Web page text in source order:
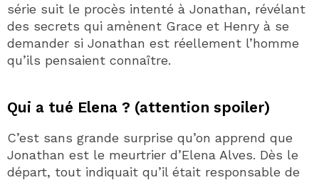
série suit le procès intenté à Jonathan, révélant
des secrets qui amènent Grace et Henry à se
demander si Jonathan est réellement l’homme
qu’ils pensaient connaître.
Qui a tué Elena ? (attention spoiler)
C’est sans grande surprise qu’on apprend que
Jonathan est le meurtrier d’Elena Alves. Dès le
départ, tout indiquait qu’il était responsable de